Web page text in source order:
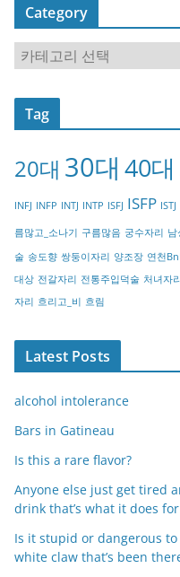
Category
a
t
o
y
Tag
20대 30대 40대
INFJ INFP INTJ INTP ISFJ ISFP ISTJ
름많고_소나기 구름많음 궁수자리 남
술 송도향 쌍둥이자리 양조장 연천
대상 전갈자리 전통주입덕술 처녀자
자리 흐리고_비 흐림
Latest Posts
alcohol intolerance
Bars in Gatineau
Is this a rare flavor?
Anyone else just get tired
drink that’s what it does
Is it stupid or dangerous
white claw that’s been